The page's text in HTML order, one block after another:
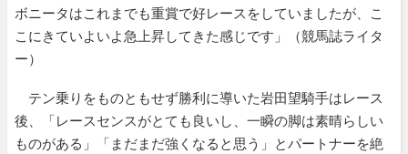
ボニータはこれまでも重賞で好レースをしていましたが、こ
こにきていよいよ急上昇してきた感じです」（競馬誌ライタ
ー）
テン乗りをものともせず勝利に導いた岩田望騎手はレース
後、「レースセンスがとても良いし、一瞬の脚は素晴らしい
ものがある」「まだまだ強くなると思う」とパートナーを絶